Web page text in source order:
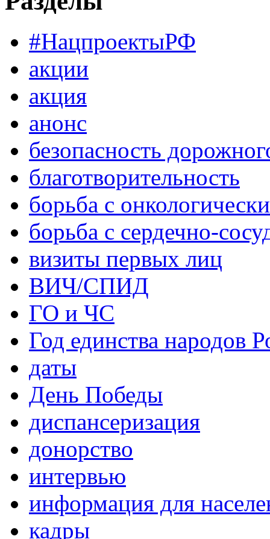
#НацпроектыРФ
акции
акция
анонс
безопасность
благотворительность
борьба с
борьба с сердечно-
визиты первых лиц
ВИЧ/СПИД
ГО и ЧС
Год единства народов
даты
День Победы
диспансеризация
донорство
интервью
информация для
кадры